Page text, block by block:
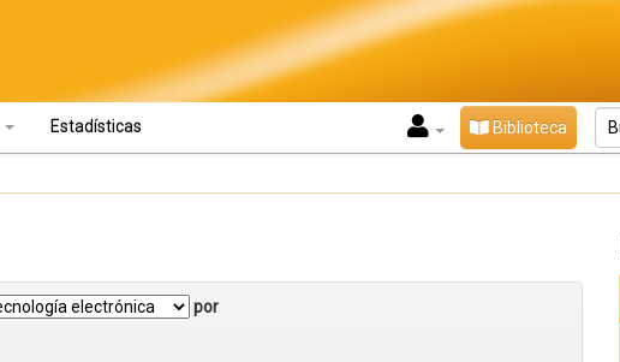
Estadísticas Biblioteca
por